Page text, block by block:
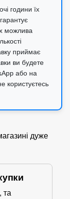
години їх
можлива
приймає
ви будете
або на
користуєтесь
дуже
та